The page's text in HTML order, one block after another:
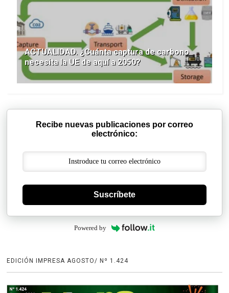
ACTUALIDAD. ¿Cuánta captura de carbono
necesita la UE de aquí a 2050?
Recibe nuevas publicaciones por correo
electrónico:
Suscríbete
Powered by
EDICIÓN IMPRESA AGOSTO/ Nº 1.424